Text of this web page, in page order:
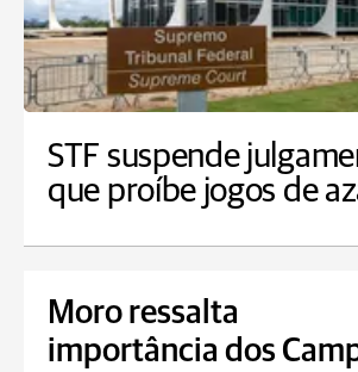
STF suspende
que proíbe jogos de
Moro ressalta
importância dos